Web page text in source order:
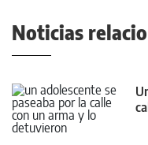
Noticias